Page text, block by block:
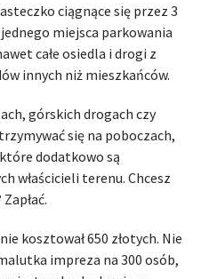
ciągnące się przez 3
miejsca parkowania
całe osiedla i drogi z
innych niż mieszkańców.
górskich drogach czy
się na poboczach,
dodatkowo są
właścicieli terenu. Chcesz
kosztował 650 złotych. Nie
impreza na 300 osób,